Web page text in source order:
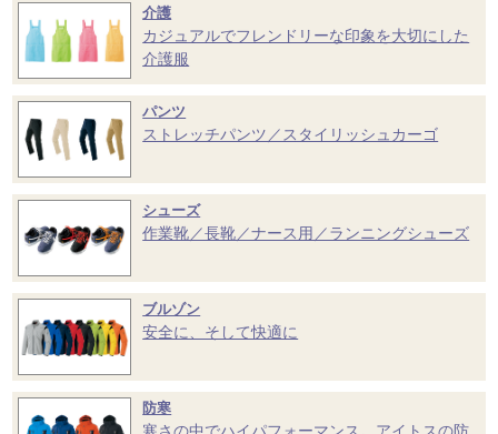
介護
カジュアルでフレンドリーな印象を大切にした
介護服
パンツ
ストレッチパンツ／スタイリッシュカーゴ
シューズ
作業靴／長靴／ナース用／ランニングシューズ
ブルゾン
安全に、そして快適に
防寒
寒さの中でハイパフォーマンス。アイトスの防